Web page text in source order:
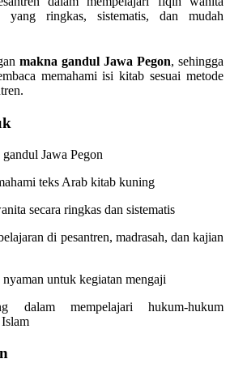
yang ringkas, sistematis, dan mudah
makna gandul Jawa Pegon, sehingga
memahami isi kitab sesuai metode
Jawa Pegon
teks Arab kitab kuning
secara ringkas dan sistematis
di pesantren, madrasah, dan kajian
untuk kegiatan mengaji
dalam mempelajari hukum-hukum